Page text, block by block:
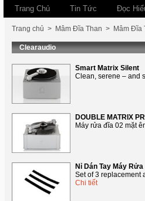
Trang Chủ Tin Tức Đọc
Trang chủ > Mâm Đĩa Than > Mâm Đĩa
Clearaudio
Smart Matrix Silent
Clean, serene – and
DOUBLE MATRIX
Máy rửa đĩa 02 mặt
Nỉ Dán Tay Máy
Set of 3 replacement
Chi tiết